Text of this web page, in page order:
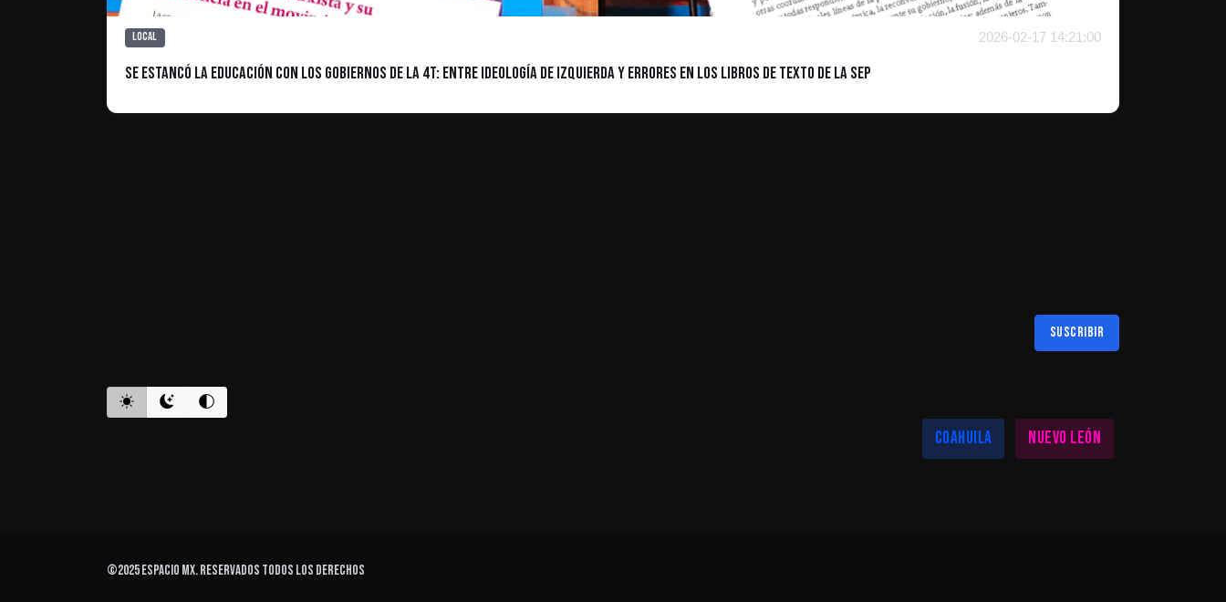
Local 2026-02-17 14:21:00
Se estancó la educación con los gobiernos de la 4T: entre ideología de izquierda y errores en los libros de texto de la SEP
Suscribir
Coahuila
Nuevo León
©2025ESPACIO MX. Reservados todos los derechos